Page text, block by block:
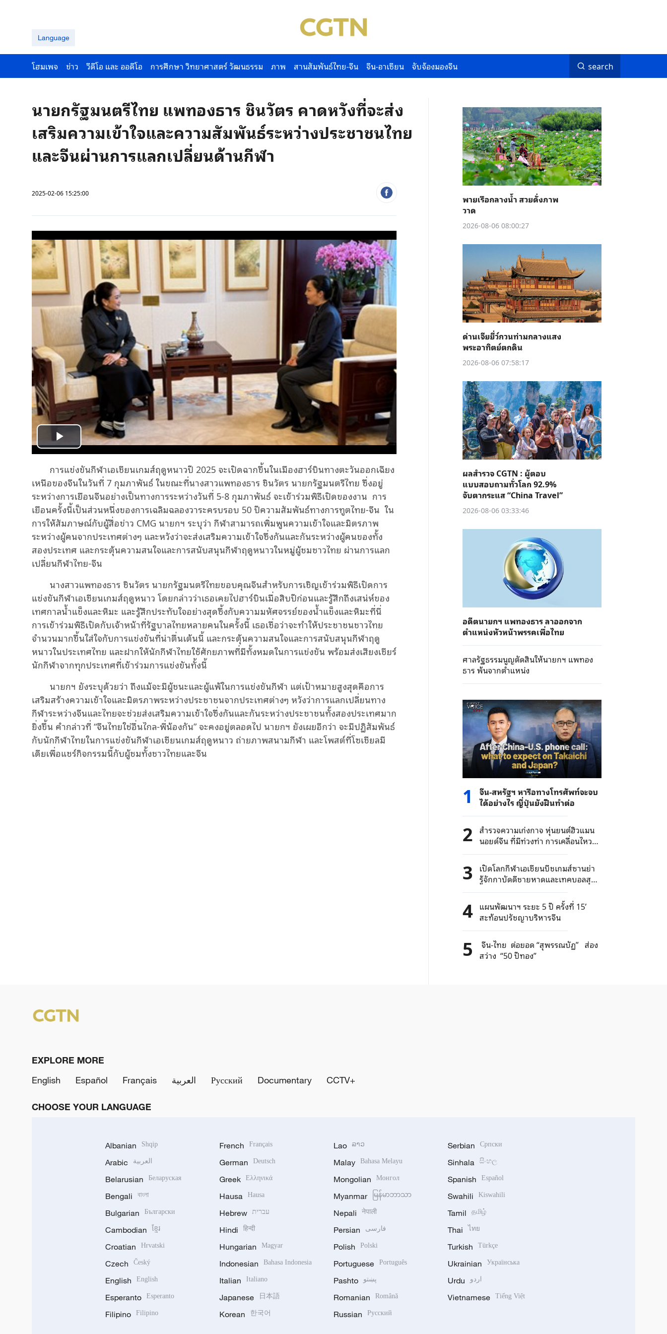
Language
โฮมเพจ ข่าว วีดีโอ และ ออดีโอ การศึกษา วิทยาศาสตร์ วัฒนธรรม ภาพ สานสัมพันธ์ไทย-จีน จีน-อาเซียน จับจ้องมองจีน search
นายกรัฐมนตรีไทย แพทองธาร ชินวัตร คาดหวังที่จะส่ง
เสริมความเข้าใจและความสัมพันธ์ระหว่างประชาชนไทย
และจีนผ่านการแลกเปลี่ยนด้านกีฬา
2025-02-06 15:25:00
Play
Video
การแข่งขันกีฬาเอเชียนเกมส์ฤดูหนาวปี 2025 จะเปิดฉากขึ้นในเมืองฮาร์บินทางตะวันออกเฉียง
เหนือของจีนในวันที่ 7 กุมภาพันธ์ ในขณะที่นางสาวแพทองธาร ชินวัตร นายกรัฐมนตรีไทย ซึ่งอยู่
ระหว่างการเยือนจีนอย่างเป็นทางการระหว่างวันที่ 5-8 กุมภาพันธ์ จะเข้าร่วมพิธีเปิดของงาน การ
เยือนครั้งนี้เป็นส่วนหนึ่งของการเฉลิมฉลองวาระครบรอบ 50 ปีความสัมพันธ์ทางการทูตไทย-จีน ใน
การให้สัมภาษณ์กับผู้สื่อข่าว CMG นายกฯ ระบุว่า กีฬาสามารถเพิ่มพูนความเข้าใจและมิตรภาพ
ระหว่างผู้คนจากประเทศต่างๆ และหวังว่าจะส่งเสริมความเข้าใจซึ่งกันและกันระหว่างผู้คนของทั้ง
สองประเทศ และกระตุ้นความสนใจและการสนับสนุนกีฬาฤดูหนาวในหมู่ผู้ชมชาวไทย ผ่านการแลก
เปลี่ยนกีฬาไทย-จีน
นางสาวแพทองธาร ชินวัตร นายกรัฐมนตรีไทยขอบคุณจีนสำหรับการเชิญเข้าร่วมพิธีเปิดการ
แข่งขันกีฬาเอเชียนเกมส์ฤดูหนาว โดยกล่าวว่าเธอเคยไปฮาร์บินเมื่อสิบปีก่อนและรู้สึกถึงเสน่ห์ของ
เทศกาลน้ำแข็งและหิมะ และรู้สึกประทับใจอย่างสุดซึ้งกับความมหัศจรรย์ของน้ำแข็งและหิมะที่นี่
การเข้าร่วมพิธีเปิดกับเจ้าหน้าที่รัฐบาลไทยหลายคนในครั้งนี้ เธอเชื่อว่าจะทำให้ประชาชนชาวไทย
จำนวนมากขึ้นใส่ใจกับการแข่งขันที่น่าตื่นเต้นนี้ และกระตุ้นความสนใจและการสนับสนุนกีฬาฤดู
หนาวในประเทศไทย และฝากให้นักกีฬาไทยใช้ศักยภาพที่มีทั้งหมดในการแข่งขัน พร้อมส่งเสียงเชียร์
นักกีฬาจากทุกประเทศที่เข้าร่วมการแข่งขันทั้งนี้
นายกฯ ยังระบุด้วยว่า ถึงแม้จะมีผู้ชนะและผู้แพ้ในการแข่งขันกีฬา แต่เป้าหมายสูงสุดคือการ
เสริมสร้างความเข้าใจและมิตรภาพระหว่างประชาชนจากประเทศต่างๆ หวังว่าการแลกเปลี่ยนทาง
กีฬาระหว่างจีนและไทยจะช่วยส่งเสริมความเข้าใจซึ่งกันและกันระหว่างประชาชนทั้งสองประเทศมาก
ยิ่งขึ้น คำกล่าวที่ “จีนไทยใช่อื่นไกล-พี่น้องกัน” จะคงอยู่ตลอดไป นายกฯ ยังเผยอีกว่า จะมีปฏิสัมพันธ์
กับนักกีฬาไทยในการแข่งขันกีฬาเอเชียนเกมส์ฤดูหนาว ถ่ายภาพสนามกีฬา และโพสต์ที่โซเชียลมี
เดียเพื่อแชร์กิจกรรมนี้กับผู้ชมทั้งชาวไทยและจีน
พายเรือกลางน้ำ สวยดั่งภาพ
วาด
2026-08-06 08:00:27
ด่านเจียยี่ว์กวนท่ามกลางแสง
พระอาทิตย์ตกดิน
2026-08-06 07:58:17
ผลสำรวจ CGTN : ผู้ตอบ
แบบสอบถามทั่วโลก 92.9%
จับตากระแส “China Travel”
2026-08-06 03:33:46
อดีตนายกฯ แพทองธาร ลาออกจาก
ตำแหน่งหัวหน้าพรรคเพื่อไทย
ศาลรัฐธรรมนูญตัดสินให้นายกฯ แพทอง
ธาร พ้นจากตำแหน่ง
1
จีน-สหรัฐฯ หารือทางโทรศัพท์จะจบ
ได้อย่างไร ญี่ปุ่นยังฝืนทำต่อ
2 สำรวจความเก่งกาจ หุ่นยนต์ฮิวแมน
นอยด์จีน ที่มีท่วงท่า การเคลื่อนไหว
และทำหน้าที่ได้ดั่งเสมือนคนจริงๆ
3 เปิดโลกกีฬาเอเชียนบีชเกมส์ซานย่า
รู้จักกาบัดดีชายหาดและเทคบอลสุด
มันส์
4 แผนพัฒนาฯ ระยะ 5 ปี ครั้งที่ 15’
สะท้อนปรัชญาบริหารจีน
5
จีน-ไทย ต่อยอด “สุพรรณบัฏ” ส่อง
สว่าง “50 ปีทอง”
EXPLORE MORE
English
Español Français العربية Русский Documentary CCTV+
CHOOSE YOUR LANGUAGE
Albanian Shqip
Arabic العربية
Belarusian Беларуская
Bengali বাংলা
Bulgarian Български
Cambodian ខ្មែរ
Croatian Hrvatski
Czech Český
English English
Esperanto Esperanto
Filipino Filipino
French Français
German Deutsch
Greek Ελληνικά
Hausa Hausa
Hebrew עברית
Hindi हिन्दी
Hungarian Magyar
Indonesian Bahasa Indonesia
Italian Italiano
Japanese 日本語
Korean 한국어
Lao ລາວ
Malay Bahasa Melayu
Mongolian Монгол
Myanmar မြန်မာဘာသာ
Nepali नेपाली
Persian فارسی
Polish Polski
Portuguese Português
Pashto پښتو
Romanian Română
Russian Русский
Serbian Српски
Sinhala සිංහල
Spanish Español
Swahili Kiswahili
Tamil தமிழ்
Thai ไทย
Turkish Türkçe
Ukrainian Українська
Urdu اردو
Vietnamese Tiếng Việt